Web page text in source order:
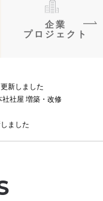
企業
プロジェクト
新しました
社社屋 増築・改修
ました